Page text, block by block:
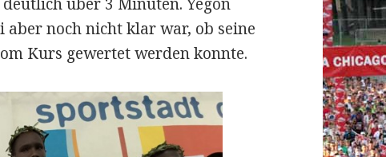
aber noch nicht klar war, ob seine
Kurs gewertet werden konnte.